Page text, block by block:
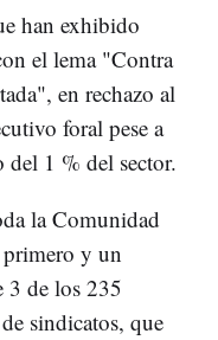
han exhibido
el lema "Contra
en rechazo al
foral pese a
del 1 % del sector.
la Comunidad
primero y un
3 de los 235
sindicatos, que